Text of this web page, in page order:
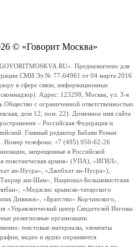
© «Говорит Москва»
Предназначено для
СМИ Эл № 77-64961 от 04 марта 2016
в сфере связи, информационных
Адрес: 123298, Москва, ул. 3-я
с ограниченной ответственностью
дом 12, пом. 22). Доменное имя сайта
– Российская Федерация и
Главный редактор Бабаян Роман
Номер телефона: +7 (495) 950-62-26
запрещенные в Российской
повстанческая армия» (УПА), «ИГИЛ»,
ан-Нусра», «Джебхат ан-Нусра»),
аш-Шам», Национал-Большевистская
«Меджлис крымско-татарского
Дивижн», «Братство» Корчинского,
«Управленческий центр Свидетелей Иеговы
религиозные организации.
текстовые материалы, элементы
видео и аудио охраняются